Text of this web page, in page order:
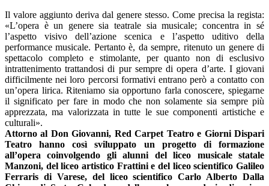
Il valore aggiunto deriva dal genere stesso. Come precisa la regista:
«L’opera è un genere sia teatrale sia musicale; concentra in sé
l’aspetto visivo dell’azione scenica e l’aspetto uditivo della
performance musicale. Pertanto è, da sempre, ritenuto un genere di
spettacolo completo e stimolante, per quanto non di esclusivo
intrattenimento trattandosi di pur sempre di opera d’arte. I giovani
difficilmente nei loro percorsi formativi entrano però a contatto con
un’opera lirica. Riteniamo sia opportuno farla conoscere, spiegarne
il significato per fare in modo che non solamente sia sempre più
apprezzata, ma valorizzata in tutte le sue componenti artistiche e
culturali».
Attorno al Don Giovanni, Red Carpet Teatro e Giorni Dispari
Teatro hanno così sviluppato un progetto di formazione
all’opera coinvolgendo gli alunni del liceo musicale statale
Manzoni, del liceo artistico Frattini e del liceo scientifico Galileo
Ferraris di Varese, del liceo scientifico Carlo Alberto Dalla